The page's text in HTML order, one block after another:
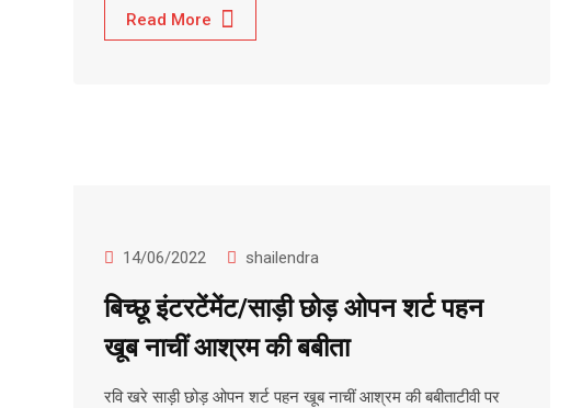
Read More
14/06/2022 shailendra
बिच्छू इंटरटेंमेंट/साड़ी छोड़ ओपन शर्ट पहन
खूब नाचीं आश्रम की बबीता
रवि खरे साड़ी छोड़ ओपन शर्ट पहन खूब नाचीं आश्रम की बबीताटीवी पर